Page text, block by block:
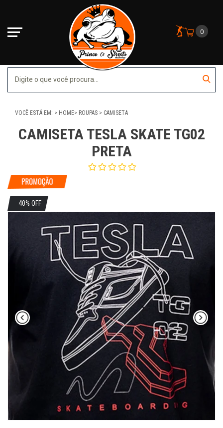
0
VOCÊ ESTÁ EM: HOME ROUPAS CAMISETA
CAMISETA TESLA SKATE TG02
PRETA
40% OFF